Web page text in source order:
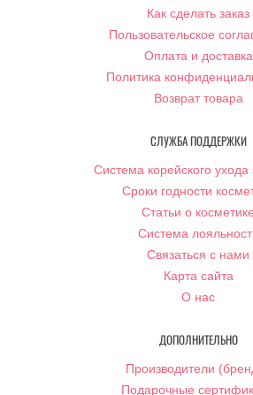
Как сделать заказ
Пользовательское
Оплата и доставка
Политика
Возврат товара
СЛУЖБА ПОДДЕРЖКИ
Система корейского ухода
Сроки годности
Статьи о косметике
Система
Связаться с нами
Карта сайта
О нас
ДОПОЛНИТЕЛЬНО
Производители
Подарочные